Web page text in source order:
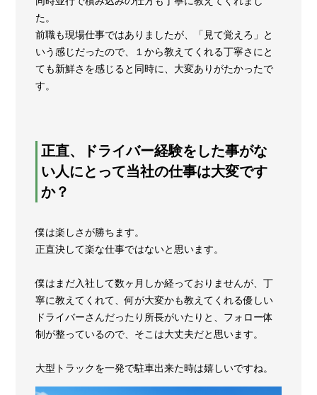
た。
前職も現場仕事ではありましたが、「見て覚えろ」と
いう感じだったので、１から教えてくれる丁寧さにと
ても新鮮さを感じると同時に、大変ありがたかったで
す。
正直、ドライバー経験をした事がな
い人にとって当社の仕事は大変です
か？
僕は楽しさが勝ちます。
正直決して楽な仕事ではないと思います。
僕はまだ入社して数ヶ月しか経っておりませんが、丁
寧に教えてくれて、何が大変かも教えてくれる優しい
ドライバーさんだったり所長がいたりと、フォロー体
制が整っているので、そこは大丈夫だと思います。
大型トラックを一発で駐車出来た時は嬉しいですね。